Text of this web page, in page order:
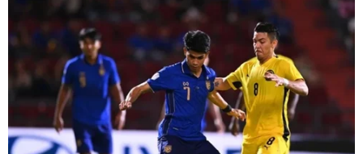
Phú Yên tiến hành phun hóa chất
khử khuẩn tại thành phố Tuy Hòa